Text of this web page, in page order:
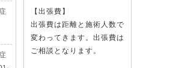
【出張費】
出張費は距離と施術人数で
変わってきます。出張費は
ご相談となります。